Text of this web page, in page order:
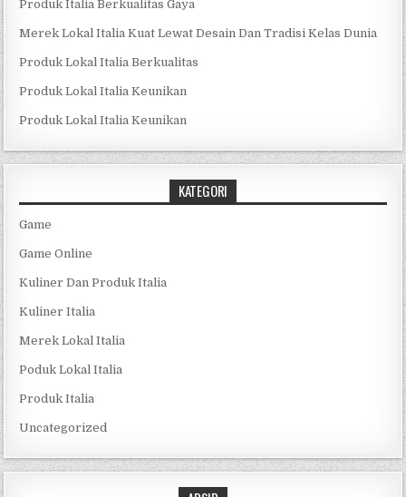
Produk Italia Berkualitas Gaya
Merek Lokal Italia Kuat Lewat Desain Dan Tradisi Kelas Dunia
Produk Lokal Italia Berkualitas
Produk Lokal Italia Keunikan
Produk Lokal Italia Keunikan
KATEGORI
Game
Game Online
Kuliner Dan Produk Italia
Kuliner Italia
Merek Lokal Italia
Poduk Lokal Italia
Produk Italia
Uncategorized